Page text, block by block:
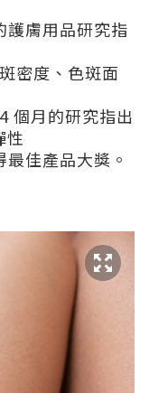
膚用品研究指
密度、色斑面
個月的研究指出
性
佳產品大獎。